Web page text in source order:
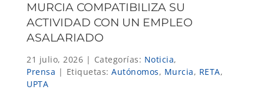
MURCIA COMPATIBILIZA SU
ACTIVIDAD CON UN EMPLEO
ASALARIADO
21 julio, 2026 | Categorías: Noticia,
Prensa | Etiquetas: Autónomos, Murcia, RETA,
UPTA